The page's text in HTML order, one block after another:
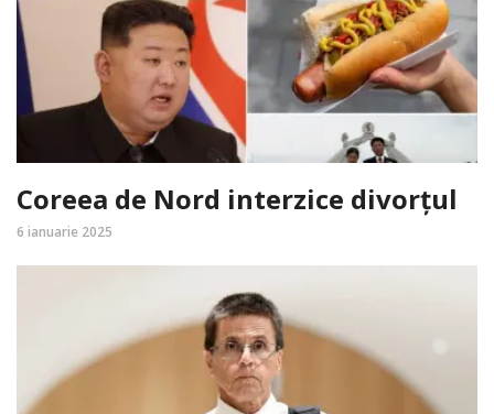
Coreea de Nord interzice divorțul
6 ianuarie 2025